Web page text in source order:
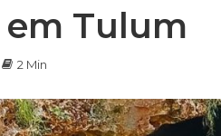
Tulum
2 Min